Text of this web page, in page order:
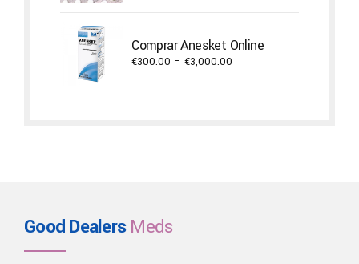
€1,500.00
Comprar Anesket Online
€300.00 – €3,000.00
Good DealersMeds